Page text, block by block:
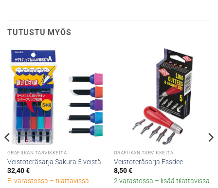
TUTUSTU MYÖS
GRAFIIKAN TARVIKKEITA
Veistoteräsarja Sakura 5 veistä
32,40€
Ei varastossa – tilattavissa
GRAFIIKAN TARVIKKEITA
Veistoteräsarja Essdee
8,50€
2 varastossa – lisää tilattavissa